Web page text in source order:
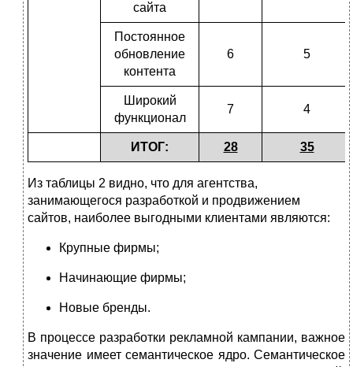
сайта
Постоянное
обновление
контента
6 5
Широкий
функционал
7 4
ИТОГ: 28 35
Из таблицы 2 видно, что для агентства,
занимающегося разработкой и продвижением
сайтов, наиболее выгодными клиентами являются:
Крупные фирмы;
Начинающие фирмы;
Новые бренды.
В процессе разработки рекламной кампании, важное
значение имеет семантическое ядро. Семантическое